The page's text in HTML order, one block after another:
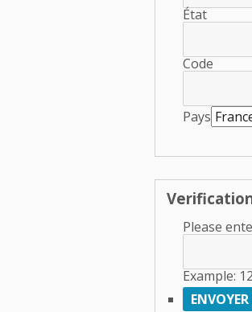
Pays
Please
Example: 12